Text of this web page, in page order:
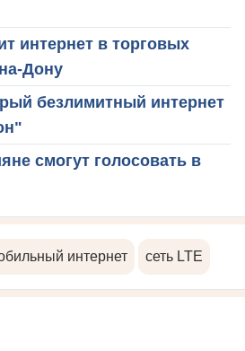
интернет в торговых
Дону
безлимитный интернет
смогут голосовать в
интернет сеть LTE